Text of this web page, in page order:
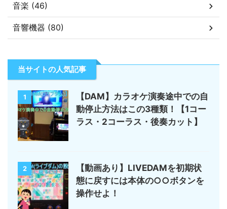
音楽 (46)
音響機器 (80)
当サイトの人気記事
1
【DAM】カラオケ演奏途中での自
動停止方法はこの3種類！【1コー
ラス・2コーラス・後奏カット】
2
【動画あり】LIVEDAMを初期状
態に戻すには本体の○○ボタンを
操作せよ！